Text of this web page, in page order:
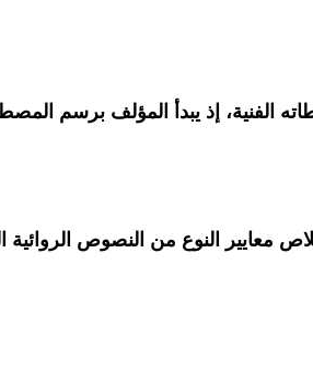
الفنية، إذ يبدأ المؤلف برسم
معايير النوع من النصوص الروائية